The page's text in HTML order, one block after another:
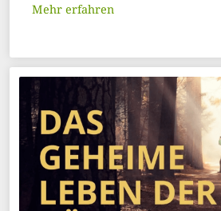
Mehr erfahren